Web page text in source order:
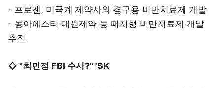
- 프로젠, 미국계 제약사와 경구용 비만치료제 개발
- 동아에스티·대원제약 등 패치형 비만치료제 개발
추진
◇ "최민정 FBI 수사?" 'SK'